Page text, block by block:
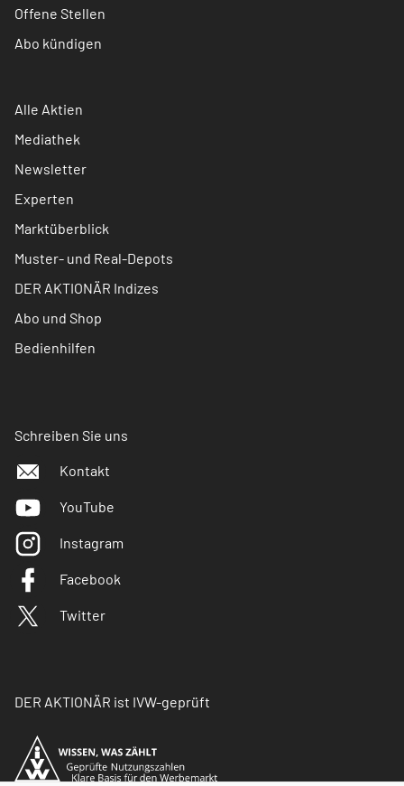
Offene Stellen
Abo kündigen
Alle Aktien
Mediathek
Newsletter
Experten
Marktüberblick
Muster- und Real-Depots
DER AKTIONÄR Indizes
Abo und Shop
Bedienhilfen
Schreiben Sie uns
Kontakt
YouTube
Instagram
Facebook
Twitter
DER AKTIONÄR ist IVW-geprüft